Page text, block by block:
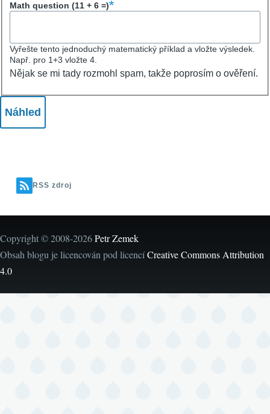
Math question (11 + 6 =)
Vyřešte tento jednoduchý matematický příklad a vložte výsledek.
Např. pro 1+3 vložte 4.
Nějak se mi tady rozmohl spam, takže poprosím o ověření.
RSS zdroj
Copyright © 2008-2026Petr Zemek
Obsah blogu je licencován pod licencíCreative Commons Attribution
4.0